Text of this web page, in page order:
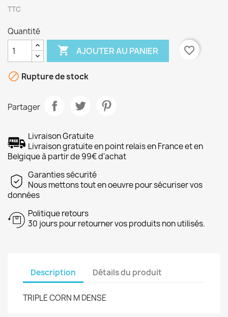
TTC
Quantité
 AJOUTER AU PANIER favorite_border
 Rupture de stock
Partager
Livraison Gratuite
Livraison gratuite en point relais en France et en
Belgique à partir de 99€ d'achat
Garanties sécurité
Nous mettons tout en oeuvre pour sécuriser vos
données
Politique retours
30 jours pour retourner vos produits non utilisés.
Description Détails du produit
TRIPLE CORN M DENSE